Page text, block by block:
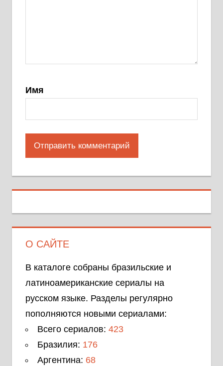
Имя
О САЙТЕ
В каталоге собраны бразильские и
латиноамериканские сериалы на
русском языке. Разделы регулярно
пополняются новыми сериалами:
Всего сериалов: 423
Бразилия: 176
Аргентина: 68